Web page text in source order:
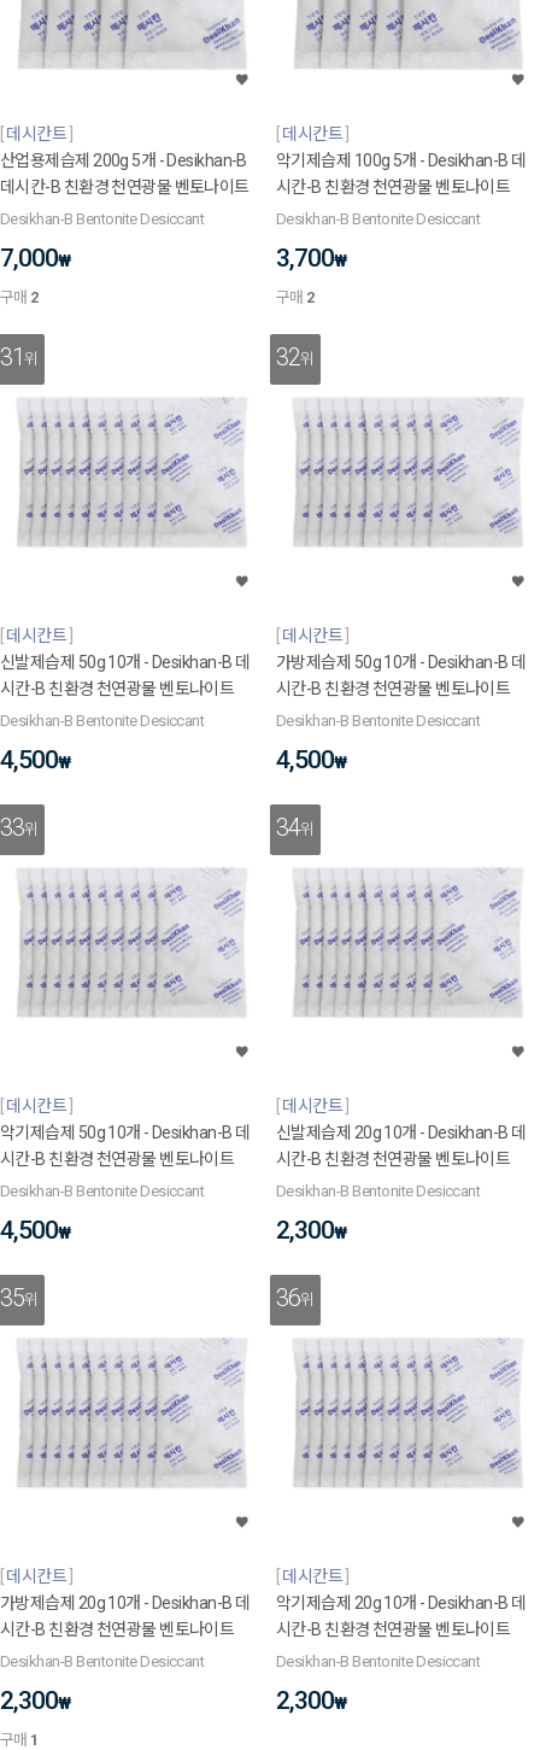
데시칸트
산업용제습제 200g 5개 - Desikhan-B
데시칸-B 친환경 천연광물 벤토나이트
Desikhan-B Bentonite Desiccant
7,000₩
구매 2
데시칸트
악기제습제 100g 5개 - Desikhan-B 데
시칸-B 친환경 천연광물 벤토나이트
Desikhan-B Bentonite Desiccant
3,700₩
구매 2
31위
데시칸트
신발제습제 50g 10개 - Desikhan-B 데
시칸-B 친환경 천연광물 벤토나이트
Desikhan-B Bentonite Desiccant
4,500₩
32위
데시칸트
가방제습제 50g 10개 - Desikhan-B 데
시칸-B 친환경 천연광물 벤토나이트
Desikhan-B Bentonite Desiccant
4,500₩
33위
데시칸트
악기제습제 50g 10개 - Desikhan-B 데
시칸-B 친환경 천연광물 벤토나이트
Desikhan-B Bentonite Desiccant
4,500₩
34위
데시칸트
신발제습제 20g 10개 - Desikhan-B 데
시칸-B 친환경 천연광물 벤토나이트
Desikhan-B Bentonite Desiccant
2,300₩
35위
데시칸트
가방제습제 20g 10개 - Desikhan-B 데
시칸-B 친환경 천연광물 벤토나이트
Desikhan-B Bentonite Desiccant
2,300₩
구매 1
36위
데시칸트
악기제습제 20g 10개 - Desikhan-B 데
시칸-B 친환경 천연광물 벤토나이트
Desikhan-B Bentonite Desiccant
2,300₩